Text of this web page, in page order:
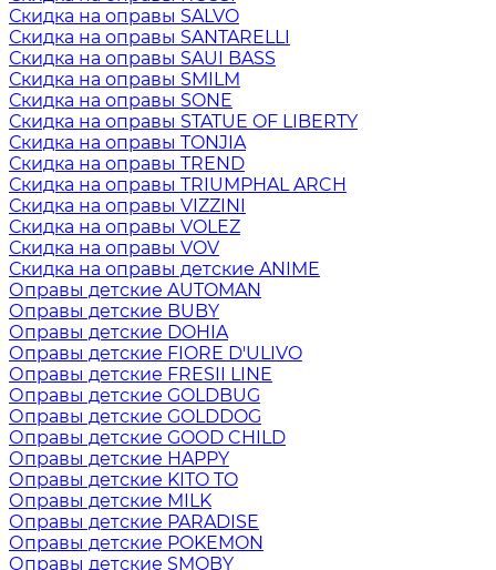
Скидка на оправы SALVO
Скидка на оправы SANTARELLI
Скидка на оправы SAUI BASS
Скидка на оправы SMILM
Скидка на оправы SONE
Скидка на оправы STATUE OF LIBERTY
Скидка на оправы TONJIA
Скидка на оправы TREND
Скидка на оправы TRIUMPHAL ARCH
Скидка на оправы VIZZINI
Скидка на оправы VOLEZ
Скидка на оправы VOV
Скидка на оправы детские ANIME
Оправы детские AUTOMAN
Оправы детские BUBY
Оправы детские DOHIA
Оправы детские FIORE D'ULIVO
Оправы детские FRESII LINE
Оправы детские GOLDBUG
Оправы детские GOLDDOG
Оправы детские GOOD CHILD
Оправы детские HAPPY
Оправы детские KITO TO
Оправы детские MILK
Оправы детские PARADISE
Оправы детские POKEMON
Оправы детские SMOBY